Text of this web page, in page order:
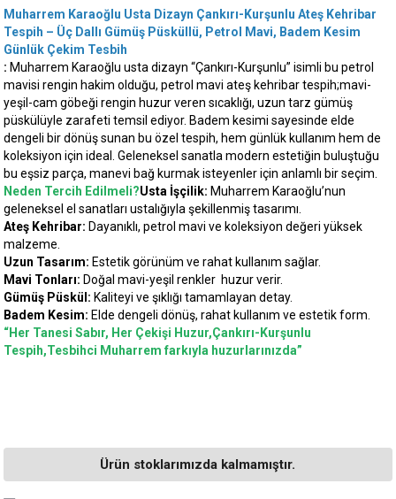
Muharrem Karaoğlu Usta Dizayn Çankırı-Kurşunlu Ateş Kehribar
Tespih – Üç Dallı Gümüş Püsküllü, Petrol Mavi, Badem Kesim
Günlük Çekim Tesbih
: Muharrem Karaoğlu usta dizayn “Çankırı-Kurşunlu” isimli bu petrol
mavisi rengin hakim olduğu, petrol mavi ateş kehribar tespih;mavi-
yeşil-cam göbeği rengin huzur veren sıcaklığı, uzun tarz gümüş
püskülüyle zarafeti temsil ediyor. Badem kesimi sayesinde elde
dengeli bir dönüş sunan bu özel tespih, hem günlük kullanım hem de
koleksiyon için ideal. Geleneksel sanatla modern estetiğin buluştuğu
bu eşsiz parça, manevi bağ kurmak isteyenler için anlamlı bir seçim.
Neden Tercih Edilmeli?Usta İşçilik: Muharrem Karaoğlu’nun
geleneksel el sanatları ustalığıyla şekillenmiş tasarımı.
Ateş Kehribar: Dayanıklı, petrol mavi ve koleksiyon değeri yüksek
malzeme.
Uzun Tasarım: Estetik görünüm ve rahat kullanım sağlar.
Mavi Tonları: Doğal mavi-yeşil renkler huzur verir.
Gümüş Püskül: Kaliteyi ve şıklığı tamamlayan detay.
Badem Kesim: Elde dengeli dönüş, rahat kullanım ve estetik form.
“Her Tanesi Sabır, Her Çekişi Huzur,Çankırı-Kurşunlu
Tespih,Tesbihci Muharrem farkıyla huzurlarınızda”
Ürün stoklarımızda kalmamıştır.